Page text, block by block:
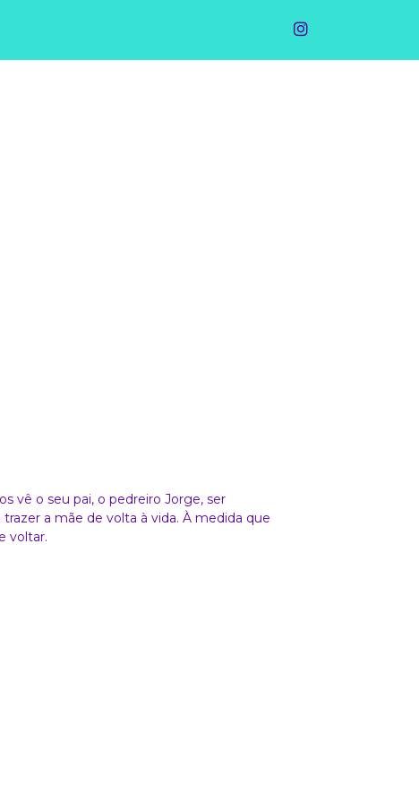
vê o seu pai, o pedreiro Jorge, ser
a mãe de volta à vida. À medida que
voltar.